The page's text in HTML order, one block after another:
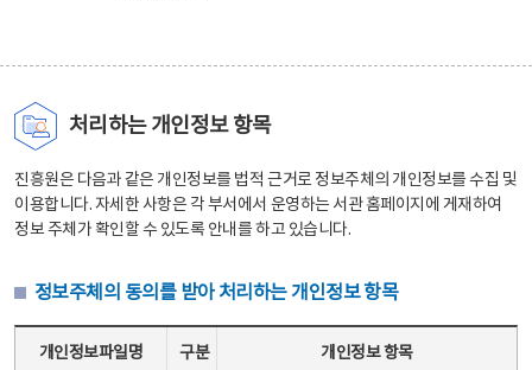
처리하는 개인정보 항목
진흥원은 다음과 같은 개인정보를 법적 근거로 정보주체의 개인정보를 수집 및
이용합니다. 자세한 사항은 각 부서에서 운영하는 서관 홈페이지에 게재하여
정보 주체가 확인할 수 있도록 안내를 하고 있습니다.
정보주체의 동의를 받아 처리하는 개인정보 항목
개인정보파일명 구분 개인정보 항목